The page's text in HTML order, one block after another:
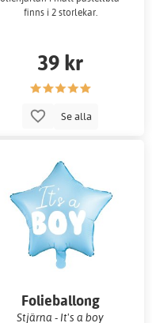
finns i 2 storlekar.
39 kr
Se alla
Folieballong
Stjärna - It's a boy